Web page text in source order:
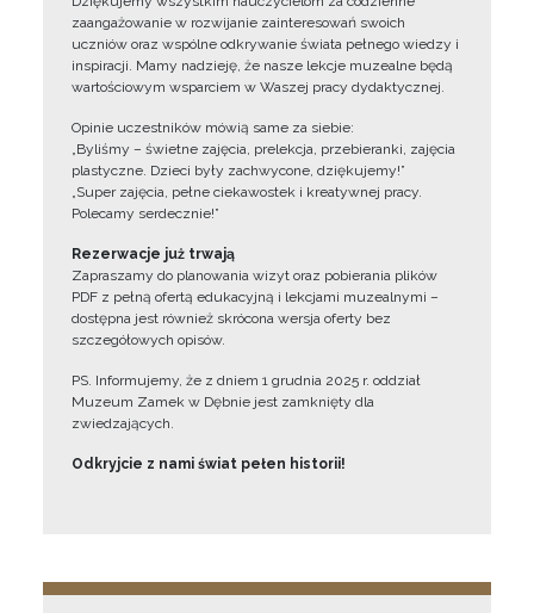
zaangażowanie w rozwijanie zainteresowań swoich
uczniów oraz wspólne odkrywanie świata pełnego wiedzy i
inspiracji. Mamy nadzieję, że nasze lekcje muzealne będą
wartościowym wsparciem w Waszej pracy dydaktycznej.
Opinie uczestników mówią same za siebie:
„Byliśmy – świetne zajęcia, prelekcja, przebieranki, zajęcia
plastyczne. Dzieci były zachwycone, dziękujemy!”
„Super zajęcia, pełne ciekawostek i kreatywnej pracy.
Polecamy serdecznie!”
Rezerwacje już trwają
Zapraszamy do planowania wizyt oraz pobierania plików
PDF z pełną ofertą edukacyjną i lekcjami muzealnymi –
dostępna jest również skrócona wersja oferty bez
szczegółowych opisów.
PS. Informujemy, że z dniem 1 grudnia 2025 r. oddział
Muzeum Zamek w Dębnie jest zamknięty dla
zwiedzających.
Odkryjcie z nami świat pełen historii!